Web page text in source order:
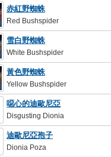
赤紅野蜘蛛
Red Bushspider
雪白野蜘蛛
White Bushspider
黃色野蜘蛛
Yellow Bushspider
噁心的迪歐尼亞
Disgusting Dionia
迪歐尼亞孢子
Dionia Poza